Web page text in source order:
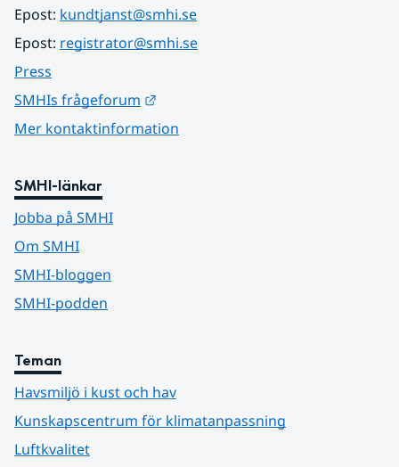
Epost: kundtjanst@smhi.se
Epost: registrator@smhi.se
Press
SMHIs frågeforum
Mer kontaktinformation
SMHI-länkar
Jobba på SMHI
Om SMHI
SMHI-bloggen
SMHI-podden
Teman
Havsmiljö i kust och hav
Kunskapscentrum för klimatanpassning
Luftkvalitet